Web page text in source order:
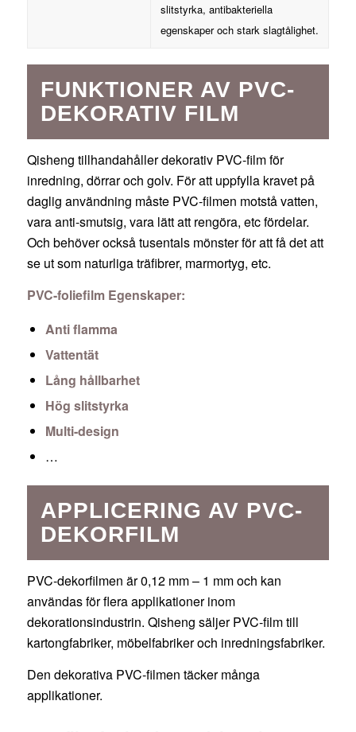
slitstyrka, antibakteriella
egenskaper och stark slagtålighet.
FUNKTIONER AV PVC-
DEKORATIV FILM
Qisheng tillhandahåller dekorativ PVC-film för
inredning, dörrar och golv. För att uppfylla kravet på
daglig användning måste PVC-filmen motstå vatten,
vara anti-smutsig, vara lätt att rengöra, etc fördelar.
Och behöver också tusentals mönster för att få det att
se ut som naturliga träfibrer, marmortyg, etc.
PVC-foliefilm Egenskaper:
Anti flamma
Vattentät
Lång hållbarhet
Hög slitstyrka
Multi-design
…
APPLICERING AV PVC-
DEKORFILM
PVC-dekorfilmen är 0,12 mm – 1 mm och kan
användas för flera applikationer inom
dekorationsindustrin. Qisheng säljer PVC-film till
kartongfabriker, möbelfabriker och inredningsfabriker.
Den dekorativa PVC-filmen täcker många
applikationer.